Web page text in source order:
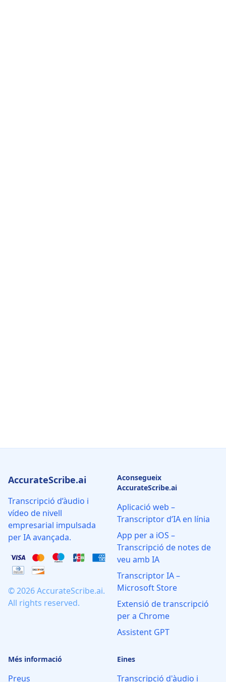
AccurateScribe.ai
Transcripció d’àudio i
vídeo de nivell
empresarial impulsada
per IA avançada.
© 2026 AccurateScribe.ai.
All rights reserved.
Aconsegueix
AccurateScribe.ai
Aplicació web –
Transcriptor d’IA en línia
App per a iOS –
Transcripció de notes de
veu amb IA
Transcriptor IA –
Microsoft Store
Extensió de transcripció
per a Chrome
Assistent GPT
Més informació
Preus
Eines
Transcripció d'àudio i